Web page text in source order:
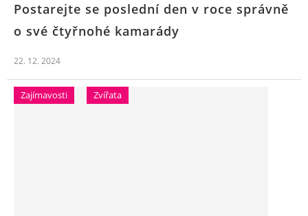
Postarejte se poslední den v roce správně
o své čtyřnohé kamarády
22. 12. 2024
Zajímavosti Zvířata